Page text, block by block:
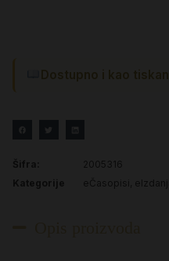
Šifra:
2005316
Kategorije
eČasopisi eIzdanja